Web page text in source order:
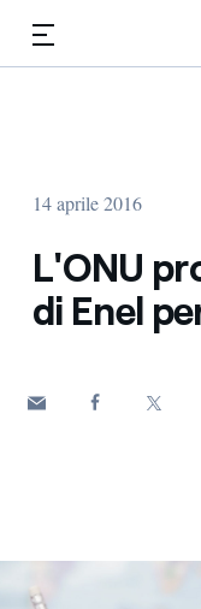
14 aprile 2016
L'ONU
di Enel